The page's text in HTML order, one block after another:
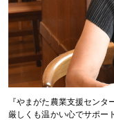
『やまがた農業支援セン
厳しくも温かい心でサポー